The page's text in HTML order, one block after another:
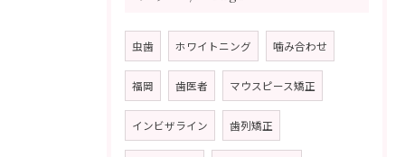
虫歯 ホワイトニング 噛み合わせ
福岡 歯医者 マウスピース矯正
インビザライン 歯列矯正